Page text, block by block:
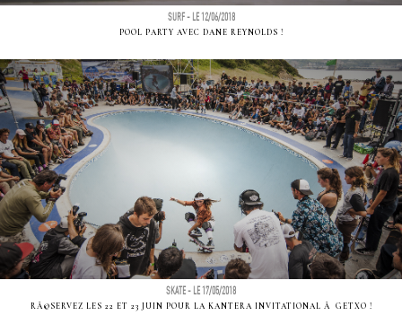
SURF - LE 12/06/2018
POOL PARTY AVEC DANE REYNOLDS !
SKATE - LE 17/05/2018
RÃ©SERVEZ LES 22 ET 23 JUIN POUR LA KANTERA INVITATIONAL Ã GETXO !